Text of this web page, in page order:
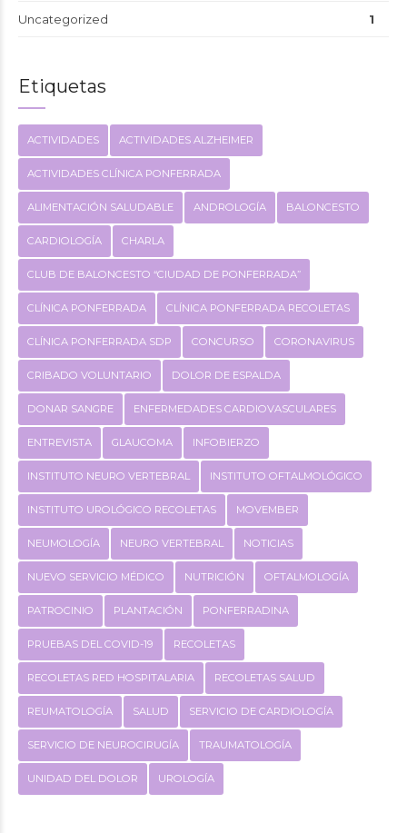
Uncategorized 1
Etiquetas
ACTIVIDADES ACTIVIDADES ALZHEIMER
ACTIVIDADES CLÍNICA PONFERRADA
ALIMENTACIÓN SALUDABLE ANDROLOGÍA BALONCESTO
CARDIOLOGÍA CHARLA
CLUB DE BALONCESTO “CIUDAD DE PONFERRADA”
CLÍNICA PONFERRADA CLÍNICA PONFERRADA RECOLETAS
CLÍNICA PONFERRADA SDP CONCURSO CORONAVIRUS
CRIBADO VOLUNTARIO DOLOR DE ESPALDA
DONAR SANGRE ENFERMEDADES CARDIOVASCULARES
ENTREVISTA GLAUCOMA INFOBIERZO
INSTITUTO NEURO VERTEBRAL INSTITUTO OFTALMOLÓGICO
INSTITUTO UROLÓGICO RECOLETAS MOVEMBER
NEUMOLOGÍA NEURO VERTEBRAL NOTICIAS
NUEVO SERVICIO MÉDICO NUTRICIÓN OFTALMOLOGÍA
PATROCINIO PLANTACIÓN PONFERRADINA
PRUEBAS DEL COVID-19 RECOLETAS
RECOLETAS RED HOSPITALARIA RECOLETAS SALUD
REUMATOLOGÍA SALUD SERVICIO DE CARDIOLOGÍA
SERVICIO DE NEUROCIRUGÍA TRAUMATOLOGÍA
UNIDAD DEL DOLOR UROLOGÍA